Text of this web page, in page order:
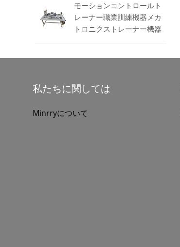
モーションコントロールト
レーナー職業訓練機器メカ
トロニクストレーナー機器
私たちに関しては
Minrryについて